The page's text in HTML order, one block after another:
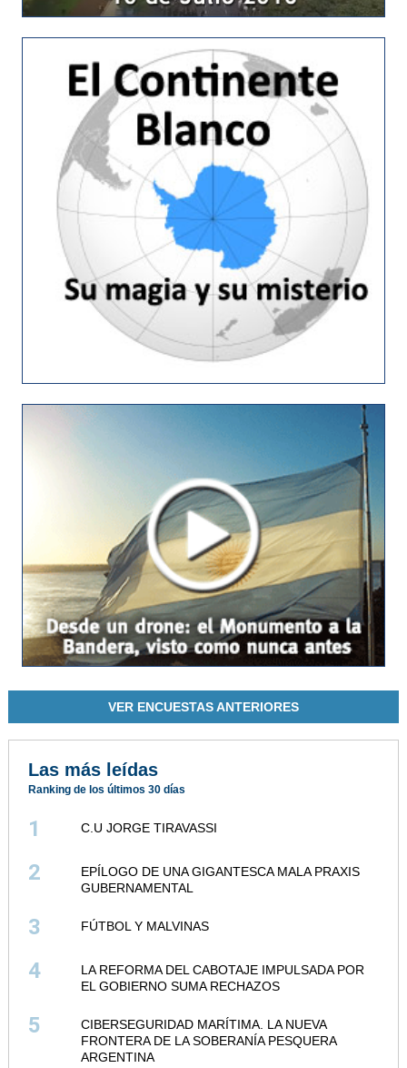
VER ENCUESTAS ANTERIORES
Las más leídas
Ranking de los últimos 30 días
1 C.U JORGE TIRAVASSI
2
EPÍLOGO DE UNA GIGANTESCA MALA PRAXIS
GUBERNAMENTAL
3 FÚTBOL Y MALVINAS
4
LA REFORMA DEL CABOTAJE IMPULSADA POR
EL GOBIERNO SUMA RECHAZOS
5
CIBERSEGURIDAD MARÍTIMA. LA NUEVA
FRONTERA DE LA SOBERANÍA PESQUERA
ARGENTINA